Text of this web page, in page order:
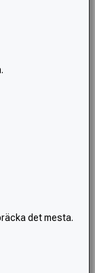
det mesta.